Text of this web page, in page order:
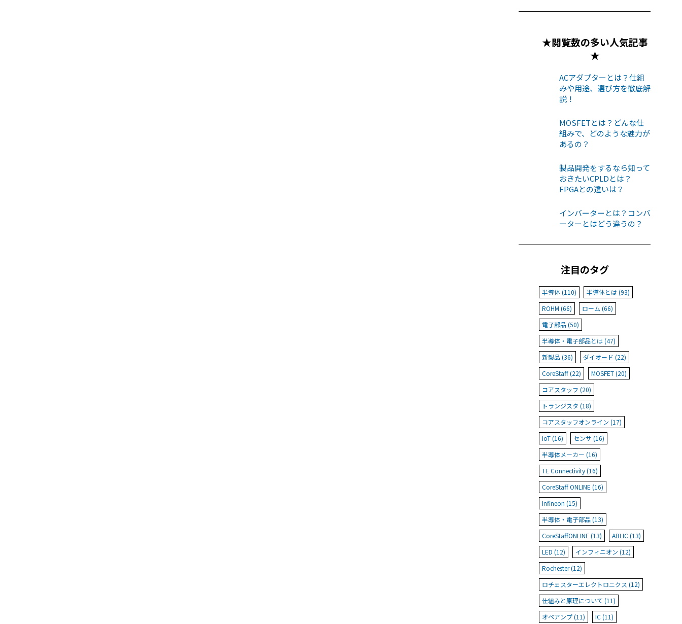
★閲覧数の多い人気記事
★
ACアダプターとは？仕組
みや用途、選び方を徹底解
説！
MOSFETとは？どんな仕
組みで、どのような魅力が
あるの？
製品開発をするなら知って
おきたいCPLDとは？
FPGAとの違いは？
インバーターとは？コンバ
ーターとはどう違うの？
注目のタグ
半導体 (110)
半導体とは (93)
ROHM (66)
ローム (66)
電子部品 (50)
半導体・電子部品とは (47)
新製品 (36)
ダイオード (22)
CoreStaff (22)
MOSFET (20)
コアスタッフ (20)
トランジスタ (18)
コアスタッフオンライン (17)
IoT (16)
センサ (16)
半導体メーカー (16)
TE Connectivity (16)
CoreStaff ONLINE (16)
Infineon (15)
半導体・電子部品 (13)
CoreStaffONLINE (13)
ABLIC (13)
LED (12)
インフィニオン (12)
Rochester (12)
ロチェスターエレクトロニクス (12)
仕組みと原理について (11)
オペアンプ (11)
IC (11)